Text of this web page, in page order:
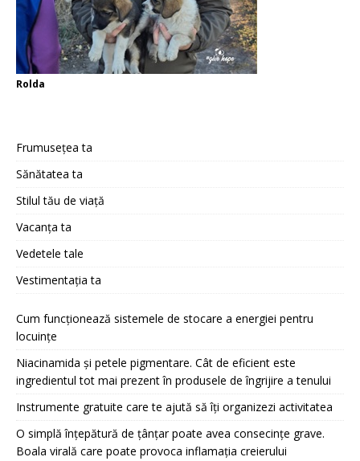
Rolda
Frumusețea ta
Sănătatea ta
Stilul tău de viață
Vacanța ta
Vedetele tale
Vestimentația ta
Cum funcționează sistemele de stocare a energiei pentru
locuințe
Niacinamida și petele pigmentare. Cât de eficient este
ingredientul tot mai prezent în produsele de îngrijire a tenului
Instrumente gratuite care te ajută să îți organizezi activitatea
O simplă înțepătură de țânțar poate avea consecințe grave.
Boala virală care poate provoca inflamația creierului